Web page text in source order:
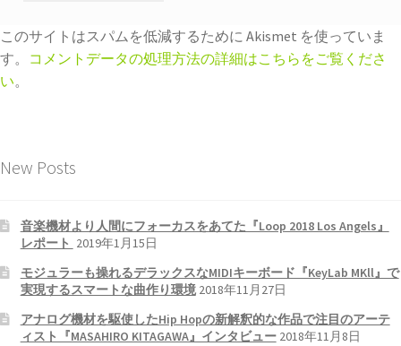
このサイトはスパムを低減するために Akismet を使っていま
す。 コメントデータの処理方法の詳細はこちらをご覧くださ
い。
New Posts
音楽機材より人間にフォーカスをあてた『Loop 2018 Los Angels』
レポート 2019年1月15日
モジュラーも操れるデラックスなMIDIキーボード『KeyLab MKll』で
実現するスマートな曲作り環境 2018年11月27日
アナログ機材を駆使したHip Hopの新解釈的な作品で注目のアーテ
ィスト『MASAHIRO KITAGAWA』インタビュー 2018年11月8日